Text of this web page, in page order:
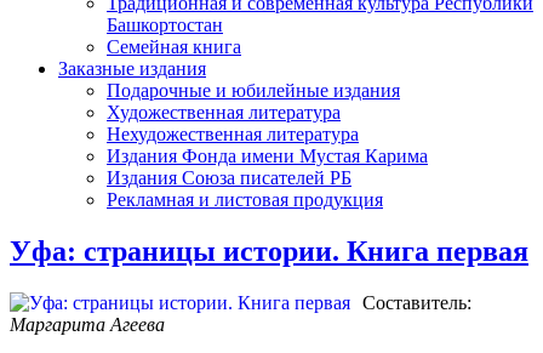
Башкортостан
Семейная книга
Заказные издания
Подарочные и юбилейные издания
Художественная литература
Нехудожественная литература
Издания Фонда имени Мустая Карима
Издания Союза писателей РБ
Рекламная и листовая продукция
Уфа: страницы истории. Книга первая
Составитель:
Маргарита Агеева